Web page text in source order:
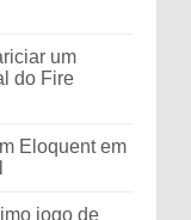
um
do Fire
Eloquent em
jogo de